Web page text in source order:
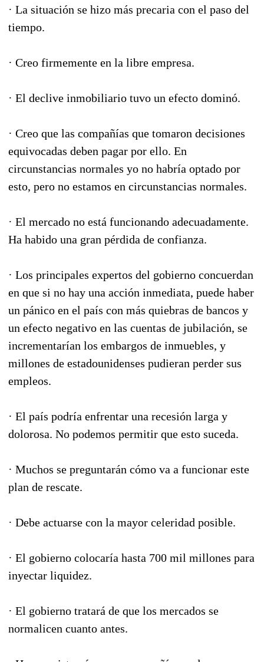
· La situación se hizo más precaria con el paso del
tiempo.
· Creo firmemente en la libre empresa.
· El declive inmobiliario tuvo un efecto dominó.
· Creo que las compañías que tomaron decisiones
equivocadas deben pagar por ello. En
circunstancias normales yo no habría optado por
esto, pero no estamos en circunstancias normales.
· El mercado no está funcionando adecuadamente.
Ha habido una gran pérdida de confianza.
· Los principales expertos del gobierno concuerdan
en que si no hay una acción inmediata, puede haber
un pánico en el país con más quiebras de bancos y
un efecto negativo en las cuentas de jubilación, se
incrementarían los embargos de inmuebles, y
millones de estadounidenses pudieran perder sus
empleos.
· El país podría enfrentar una recesión larga y
dolorosa. No podemos permitir que esto suceda.
· Muchos se preguntarán cómo va a funcionar este
plan de rescate.
· Debe actuarse con la mayor celeridad posible.
· El gobierno colocaría hasta 700 mil millones para
inyectar liquidez.
· El gobierno tratará de que los mercados se
normalicen cuanto antes.